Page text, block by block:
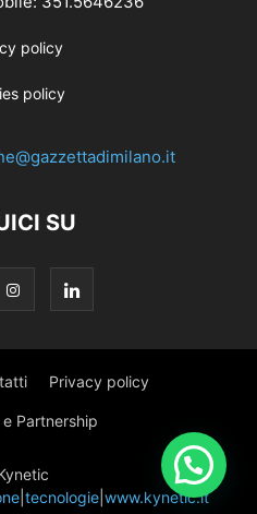
policy
policy
SU
Privacy policy
Partnership
tecnologie www.kynetic.it